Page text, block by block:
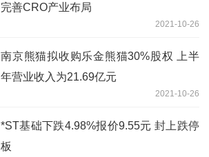
完善CRO产业布局
2021-10-26
南京熊猫拟收购乐金熊猫30%股权 上半
年营业收入为21.69亿元
2021-10-26
*ST基础下跌4.98%报价9.55元 封上跌停
板